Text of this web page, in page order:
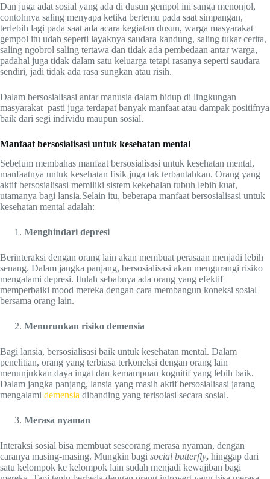
Dan juga adat sosial yang ada di dusun gempol ini sanga menonjol,
contohnya saling menyapa ketika bertemu pada saat simpangan,
terlebih lagi pada saat ada acara kegiatan dusun, warga masyarakat
gempol itu udah seperti layaknya saudara kandung, saling tukar cerita,
saling ngobrol saling tertawa dan tidak ada pembedaan antar warga,
padahal juga tidak dalam satu keluarga tetapi rasanya seperti saudara
sendiri, jadi tidak ada rasa sungkan atau risih.
Dalam bersosialisasi antar manusia dalam hidup di lingkungan
masyarakat pasti juga terdapat banyak manfaat atau dampak positifnya
baik dari segi individu maupun sosial.
Manfaat bersosialisasi untuk kesehatan mental
Sebelum membahas manfaat bersosialisasi untuk kesehatan mental,
manfaatnya untuk kesehatan fisik juga tak terbantahkan. Orang yang
aktif bersosialisasi memiliki sistem kekebalan tubuh lebih kuat,
utamanya bagi lansia.Selain itu, beberapa manfaat bersosialisasi untuk
kesehatan mental adalah:
Menghindari depresi
Berinteraksi dengan orang lain akan membuat perasaan menjadi lebih
senang. Dalam jangka panjang, bersosialisasi akan mengurangi risiko
mengalami depresi. Itulah sebabnya ada orang yang efektif
memperbaiki mood mereka dengan cara membangun koneksi sosial
bersama orang lain.
Menurunkan risiko demensia
Bagi lansia, bersosialisasi baik untuk kesehatan mental. Dalam
penelitian, orang yang terbiasa terkoneksi dengan orang lain
menunjukkan daya ingat dan kemampuan kognitif yang lebih baik.
Dalam jangka panjang, lansia yang masih aktif bersosialisasi jarang
mengalami demensia dibanding yang terisolasi secara sosial.
Merasa nyaman
Interaksi sosial bisa membuat seseorang merasa nyaman, dengan
caranya masing-masing. Mungkin bagi social butterfly, hinggap dari
satu kelompok ke kelompok lain sudah menjadi kewajiban bagi